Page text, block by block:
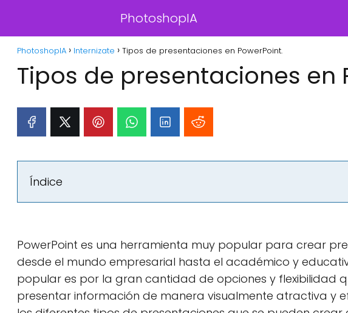
PhotoshopIA
PhotoshopIA Internizate Tipos de presentaciones en PowerPoint.
Tipos de presentaciones en
Índice
PowerPoint es una herramienta muy popular para crear
desde el mundo empresarial hasta el académico y
popular es por la gran cantidad de opciones y flexibilidad
presentar información de manera visualmente atractiva y